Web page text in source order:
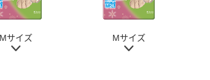
Mサイズ Mサイズ